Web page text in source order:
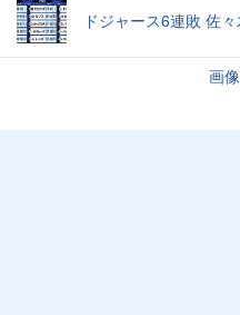
ドジャース6連敗 佐
画